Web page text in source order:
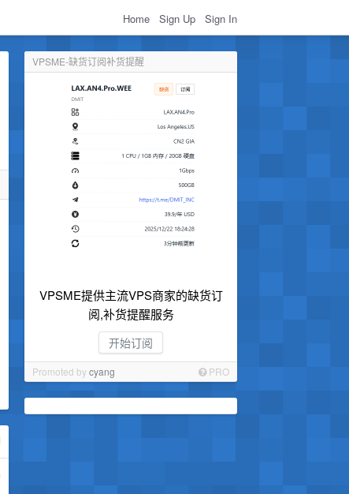
Home Sign Up Sign In
VPSME-缺货订阅补货提醒
VPSME提供主流VPS商家的缺货订
阅,补货提醒服务
开始订阅
Promoted bycyang PRO